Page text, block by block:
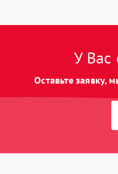
У Вас
Оставьте заявку,